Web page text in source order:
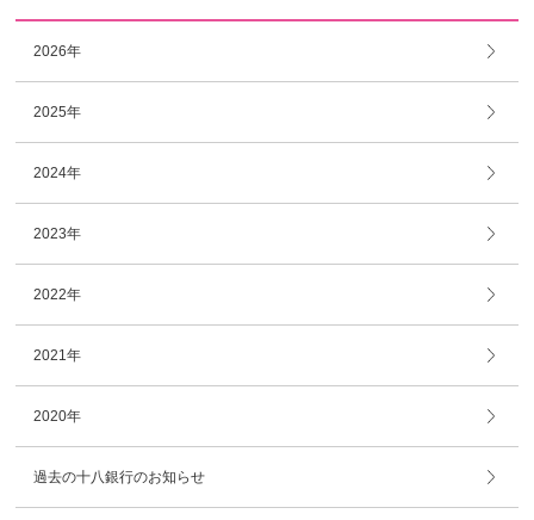
2026年
2025年
2024年
2023年
2022年
2021年
2020年
過去の十八銀行のお知らせ